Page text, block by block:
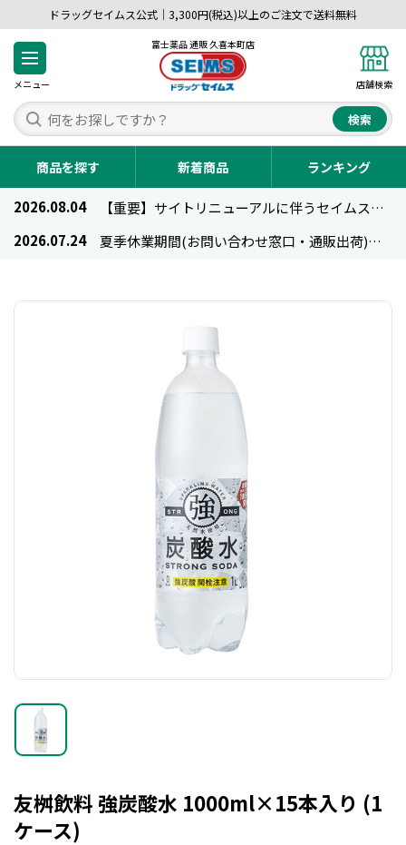
ドラッグセイムス公式｜3,300円(税込)以上のご注文で送料無料
メニュー
富士薬品 通販 久喜本町店
店舗検索
検索
商品を探す 新着商品 ランキング
2026.08.04
【重要】サイトリニューアルに伴うセイムス通販のご利用について
2026.07.24
夏季休業期間(お問い合わせ窓口・通販出荷)のお知らせ
友桝飲料 強炭酸水 1000ml×15本入り (1
ケース)